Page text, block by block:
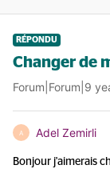
RÉPONDU
Changer de
Forum|Forum|9
A Adel Zemirli
Bonjour j'aimerais